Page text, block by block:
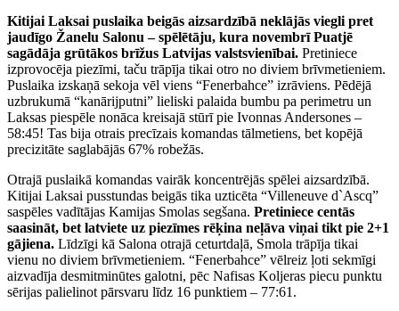
Kitijai Laksai puslaika beigās aizsardzībā neklājās viegli pret
jaudīgo Žanelu Salonu – spēlētāju, kura novembrī Puatjē
sagādāja grūtākos brīžus Latvijas valstsvienībai. Pretiniece
izprovocēja piezīmi, taču trāpīja tikai otro no diviem brīvmetieniem.
Puslaika izskaņā sekoja vēl viens “Fenerbahce” izrāviens. Pēdējā
uzbrukumā “kanārijputni” lieliski palaida bumbu pa perimetru un
Laksas piespēle nonāca kreisajā stūrī pie Ivonnas Andersones –
58:45! Tas bija otrais precīzais komandas tālmetiens, bet kopējā
precizitāte saglabājās 67% robežās.
Otrajā puslaikā komandas vairāk koncentrējās spēlei aizsardzībā.
Kitijai Laksai pusstundas beigās tika uzticēta “Villeneuve d`Ascq”
saspēles vadītājas Kamijas Smolas segšana. Pretiniece centās
saasināt, bet latviete uz piezīmes rēķina neļāva viņai tikt pie 2+1
gājiena. Līdzīgi kā Salona otrajā ceturtdaļā, Smola trāpīja tikai
vienu no diviem brīvmetieniem. “Fenerbahce” vēlreiz ļoti sekmīgi
aizvadīja desmitminūtes galotni, pēc Nafisas Koljeras piecu punktu
sērijas palielinot pārsvaru līdz 16 punktiem – 77:61.